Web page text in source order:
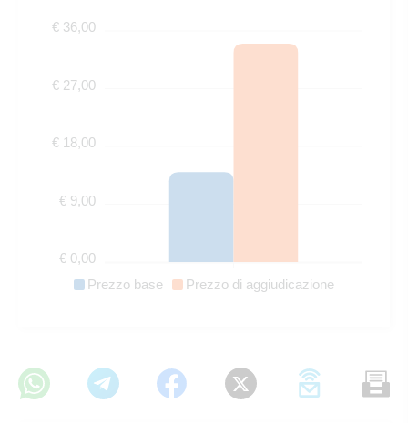
Prezzo base Prezzo di aggiudicazione
€ 36,00
€ 27,00
€ 18,00
€ 9,00
€ 0,00